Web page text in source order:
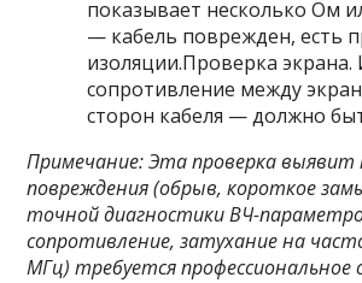
показывает несколько Ом
— кабель поврежден, есть
изоляции.Проверка
сопротивление между
сторон кабеля — должно
Примечание: Эта проверка выявит
повреждения (обрыв, короткое
точной диагностики ВЧ-
сопротивление, затухание на
МГц) требуется профессиональное